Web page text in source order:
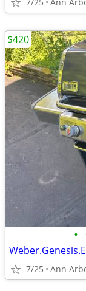
•
7/25 Ann
$420